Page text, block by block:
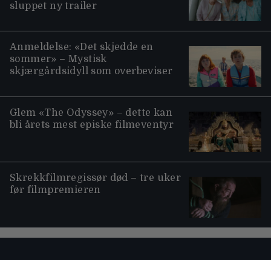
sluppet ny trailer
Anmeldelse: «Det skjedde en
sommer» – Mystisk
skjærgårdsidyll som overbeviser
Glem «The Odyssey» – dette kan
bli årets mest episke filmeventyr
Skrekkfilmregissør død – tre uker
før filmpremieren